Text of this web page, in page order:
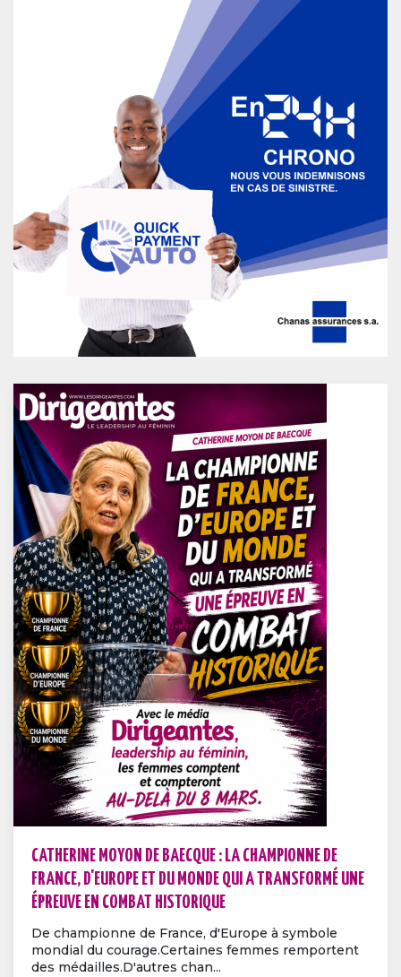
CATHERINE MOYON DE BAECQUE : LA CHAMPIONNE DE
FRANCE, D'EUROPE ET DU MONDE QUI A TRANSFORMÉ UNE
ÉPREUVE EN COMBAT HISTORIQUE
De championne de France, d'Europe à symbole
mondial du courage.Certaines femmes remportent
des médailles.D'autres chan...